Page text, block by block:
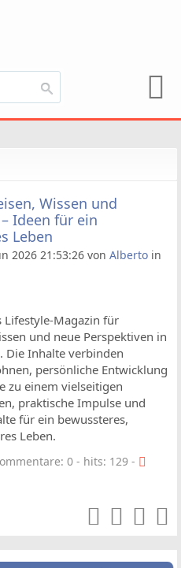
Wissen und
Ideen für ein
Leben
2026 21:53:26 von Alberto in
Magazin für
und neue Perspektiven in
Die Inhalte verbinden
persönliche Entwicklung
zu einem vielseitigen
praktische Impulse und
für ein bewussteres,
Leben.
0 - hits: 129 -